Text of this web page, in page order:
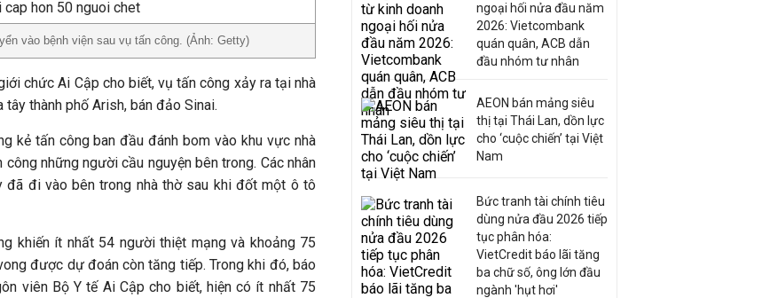
vào bệnh viện sau vụ tấn công. (Ảnh: Getty)
chức Ai Cập cho biết, vụ tấn công xảy ra tại nhà
thành phố Arish, bán đảo Sinai.
kẻ tấn công ban đầu đánh bom vào khu vực nhà
những người cầu nguyện bên trong. Các nhân
đã đi vào bên trong nhà thờ sau khi đốt một ô tô
khiến ít nhất 54 người thiệt mạng và khoảng 75
được dự đoán còn tăng tiếp. Trong khi đó, báo
viên Bộ Y tế Ai Cập cho biết, hiện có ít nhất 75
ngoại hối nửa đầu năm
2026: Vietcombank
quán quân, ACB dẫn
đầu nhóm tư nhân
AEON bán mảng siêu
thị tại Thái Lan, dồn lực
cho ‘cuộc chiến’ tại Việt
Nam
Bức tranh tài chính tiêu
dùng nửa đầu 2026 tiếp
tục phân hóa:
VietCredit báo lãi tăng
ba chữ số, ông lớn đầu
ngành 'hụt hơi'